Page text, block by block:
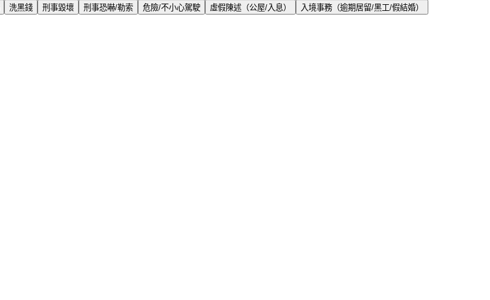
洗黑錢 刑事毀壞 刑事恐嚇/勒索 危險/不小心駕駛 虛假陳述（公屋/入息）
入境事務（逾期居留/黑工/假結婚）